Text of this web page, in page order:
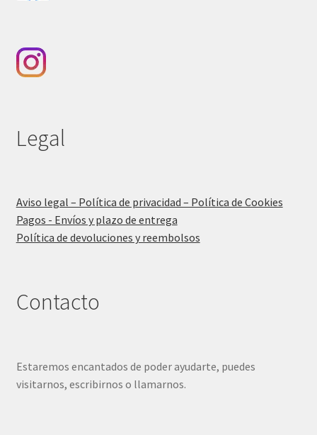
Legal
Aviso legal – Política de privacidad – Política de Cookies
Pagos - Envíos y plazo de entrega
Política de devoluciones y reembolsos
Contacto
Estaremos encantados de poder ayudarte, puedes
visitarnos, escribirnos o llamarnos.